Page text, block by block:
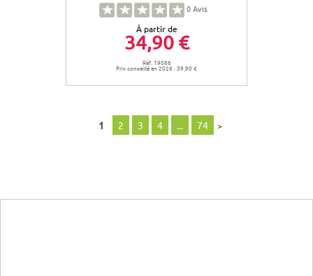
0Avis
À partir de
34,90 €
Réf. 19086
Prix conseillé en 2026 : 39,90 €
1 2 3 4 ... 74 >